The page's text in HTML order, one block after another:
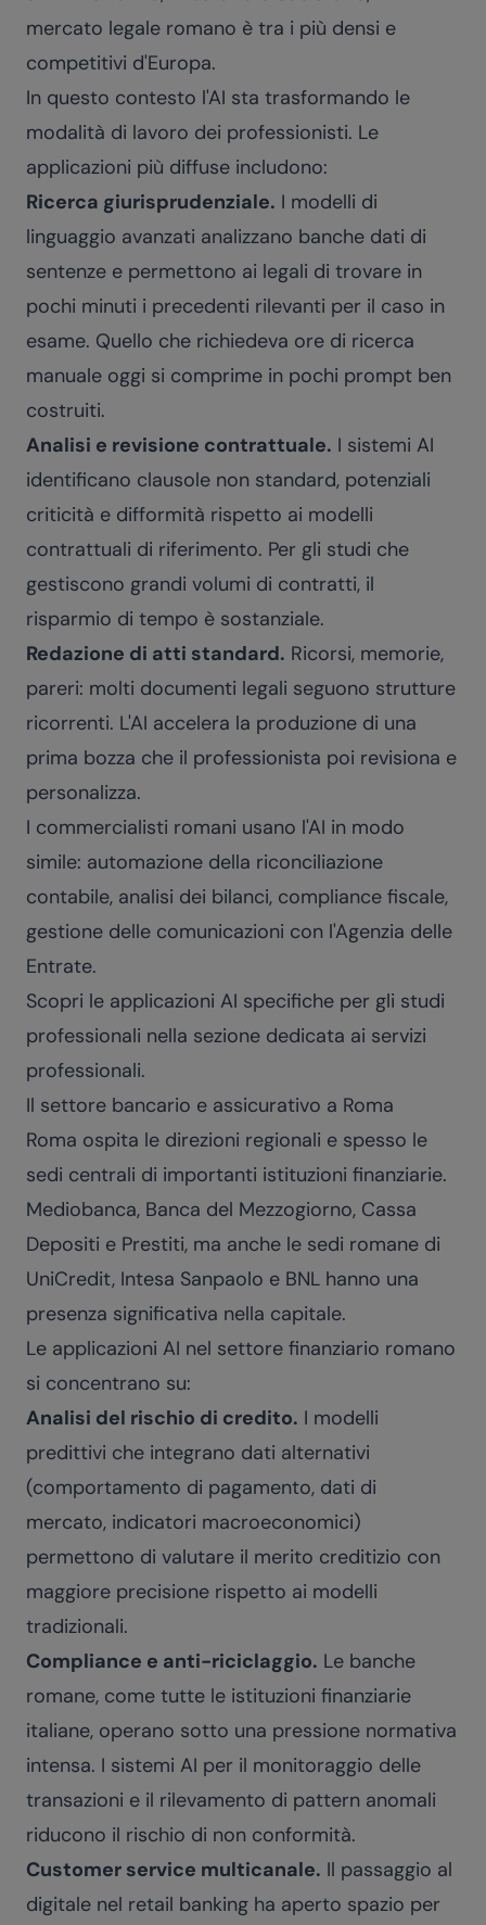
mercato legale romano è tra i più densi e
competitivi d'Europa.
In questo contesto l'AI sta trasformando le
modalità di lavoro dei professionisti. Le
applicazioni più diffuse includono:
Ricerca giurisprudenziale. I modelli di
linguaggio avanzati analizzano banche dati di
sentenze e permettono ai legali di trovare in
pochi minuti i precedenti rilevanti per il caso in
esame. Quello che richiedeva ore di ricerca
manuale oggi si comprime in pochi prompt ben
costruiti.
Analisi e revisione contrattuale. I sistemi AI
identificano clausole non standard, potenziali
criticità e difformità rispetto ai modelli
contrattuali di riferimento. Per gli studi che
gestiscono grandi volumi di contratti, il
risparmio di tempo è sostanziale.
Redazione di atti standard. Ricorsi, memorie,
pareri: molti documenti legali seguono strutture
ricorrenti. L'AI accelera la produzione di una
prima bozza che il professionista poi revisiona e
personalizza.
I commercialisti romani usano l'AI in modo
simile: automazione della riconciliazione
contabile, analisi dei bilanci, compliance fiscale,
gestione delle comunicazioni con l'Agenzia delle
Entrate.
Scopri le applicazioni AI specifiche per gli studi
professionali nella sezione dedicata ai servizi
professionali.
Il settore bancario e assicurativo a Roma
Roma ospita le direzioni regionali e spesso le
sedi centrali di importanti istituzioni finanziarie.
Mediobanca, Banca del Mezzogiorno, Cassa
Depositi e Prestiti, ma anche le sedi romane di
UniCredit, Intesa Sanpaolo e BNL hanno una
presenza significativa nella capitale.
Le applicazioni AI nel settore finanziario romano
si concentrano su:
Analisi del rischio di credito. I modelli
predittivi che integrano dati alternativi
(comportamento di pagamento, dati di
mercato, indicatori macroeconomici)
permettono di valutare il merito creditizio con
maggiore precisione rispetto ai modelli
tradizionali.
Compliance e anti-riciclaggio. Le banche
romane, come tutte le istituzioni finanziarie
italiane, operano sotto una pressione normativa
intensa. I sistemi AI per il monitoraggio delle
transazioni e il rilevamento di pattern anomali
riducono il rischio di non conformità.
Customer service multicanale. Il passaggio al
digitale nel retail banking ha aperto spazio per